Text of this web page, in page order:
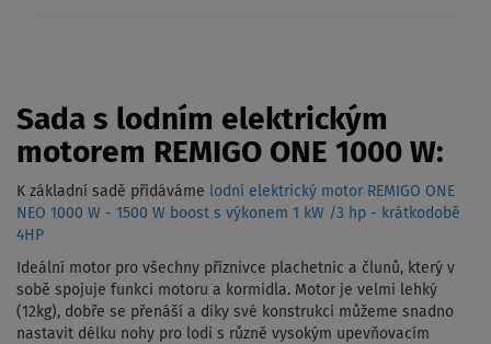
Sada s lodním elektrickým
motorem REMIGO ONE 1000 W:
K základní sadě přidáváme lodní elektrický motor REMIGO ONE
NEO 1000 W - 1500 W boost s výkonem 1 kW /3 hp - krátkodobě
4HP
Ideální motor pro všechny příznivce plachetnic a člunů, který v
sobě spojuje funkci motoru a kormidla. Motor je velmi lehký
(12kg), dobře se přenáší a díky své konstrukci můžeme snadno
nastavit délku nohy pro lodi s různě vysokým upevňovacím